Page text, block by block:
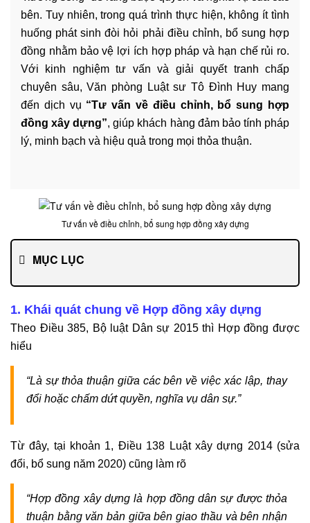
bên. Tuy nhiên, trong quá trình thực hiện, không ít tình
huống phát sinh đòi hỏi phải điều chỉnh, bổ sung hợp
đồng nhằm bảo vệ lợi ích hợp pháp và hạn chế rủi ro.
Với kinh nghiệm tư vấn và giải quyết tranh chấp
chuyên sâu, Văn phòng Luật sư Tô Đình Huy mang
đến dịch vụ “Tư vấn về điều chỉnh, bổ sung hợp
đồng xây dựng”, giúp khách hàng đảm bảo tính pháp
lý, minh bạch và hiệu quả trong mọi thỏa thuận.
Tư vấn về điều chỉnh, bổ sung hợp đồng xây dựng
MỤC LỤC
1. Khái quát chung về Hợp đồng xây dựng
Theo Điều 385, Bộ luật Dân sự 2015 thì Hợp đồng được
hiểu
“Là sự thỏa thuận giữa các bên về việc xác lập, thay
đổi hoặc chấm dứt quyền, nghĩa vụ dân sự.”
Từ đây, tại khoản 1, Điều 138 Luật xây dựng 2014 (sửa
đổi, bổ sung năm 2020) cũng làm rõ
“Hợp đồng xây dựng là hợp đồng dân sự được thỏa
thuận bằng văn bản giữa bên giao thầu và bên nhận